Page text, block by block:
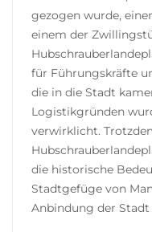
gezogen wurde,
einem der
für Führungskräfte
die in die Stadt
Logistikgründen
verwirklicht.
die historische
Stadtgefüge von
Anbindung der Stadt